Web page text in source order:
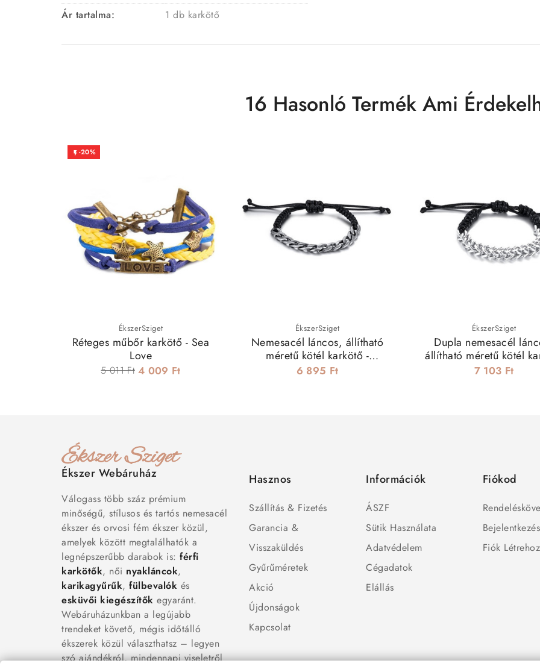
Ár tartalma:
1 db karkötő
16 Hasonló Termék Ami
 -20%
ÉkszerSziget
Réteges műbőr karkötő - Sea
Love
5 011 Ft 4 009 Ft
ÉkszerSziget
Nemesacél láncos, állítható
méretű kötél karkötő -
fekete,szürke
6 895 Ft
ÉkszerSziget
Dupla nemesacél
állítható méretű kötél
7 103 Ft
Ékszer Webáruház
Válogass több száz prémium
minőségű, stílusos és tartós nemesacél
ékszer és orvosi fém ékszer közül,
amelyek között megtalálhatók a
legnépszerűbb darabok is: férfi
karkötők, női nyakláncok,
karikagyűrűk, fülbevalók és
esküvői kiegészítők egyaránt.
Webáruházunkban a legújabb
trendeket követő, mégis időtálló
ékszerek közül választhatsz – legyen
szó ajándékról, mindennapi viseletről
Hasznos
Szállítás & Fizetés
Garancia &
Visszaküldés
Gyűrűméretek
Akció
Újdonságok
Kapcsolat
Információk
ÁSZF
Sütik Használata
Adatvédelem
Cégadatok
Elállás
Fiókod
Bejelentkezés
Fiók